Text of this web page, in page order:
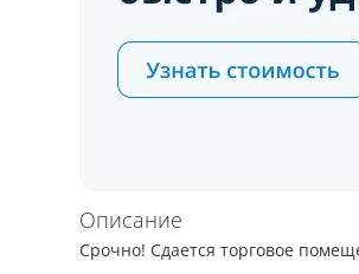
Описание
Срочно! Сдается торговое